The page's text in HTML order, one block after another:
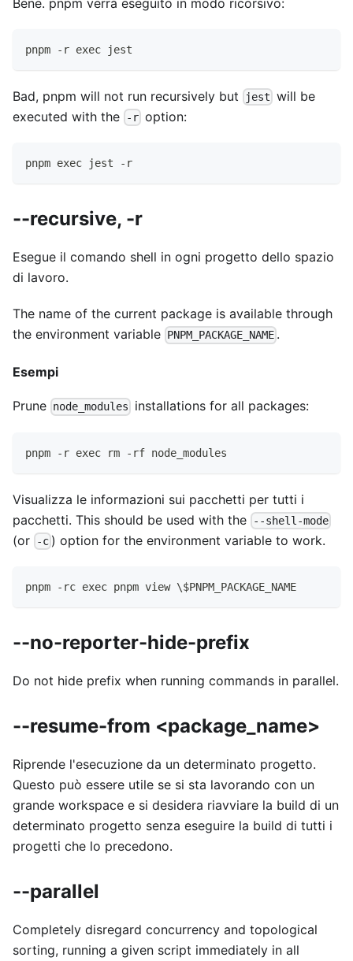
Bene. pnpm verrà eseguito in modo ricorsivo:
pnpm -r exec jest
Bad, pnpm will not run recursively but jest will be
executed with the
-r option:
pnpm exec jest -r
--recursive, -r
Esegue il comando shell in ogni progetto dello spazio
di lavoro.
The name of the current package is available through
the environment variable PNPM_PACKAGE_NAME .
Esempi
Prune node_modules installations for all packages:
pnpm -r exec rm -rf node_modules
Visualizza le informazioni sui pacchetti per tutti i
pacchetti. This should be used with the
--shell-mode
(or -c ) option for the environment variable to work.
pnpm -rc exec pnpm view \$PNPM_PACKAGE_NAME
--no-reporter-hide-prefix
Do not hide prefix when running commands in parallel.
--resume-from <package_name>
Riprende l'esecuzione da un determinato progetto.
Questo può essere utile se si sta lavorando con un
grande workspace e si desidera riavviare la build di un
determinato progetto senza eseguire la build di tutti i
progetti che lo precedono.
--parallel
Completely disregard concurrency and topological
sorting, running a given script immediately in all